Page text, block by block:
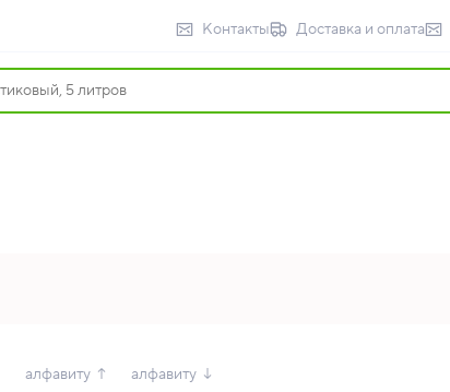
Контакты Доставка и оплата
алфавиту ↑ алфавиту ↓